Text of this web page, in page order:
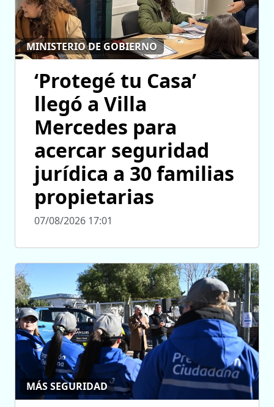
MINISTERIO DE GOBIERNO
‘Protegé tu Casa’
llegó a Villa
Mercedes para
acercar seguridad
jurídica a 30 familias
propietarias
07/08/2026 17:01
MÁS SEGURIDAD